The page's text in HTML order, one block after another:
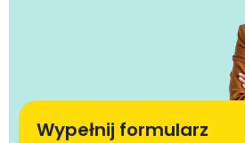
Wypełnij formularz